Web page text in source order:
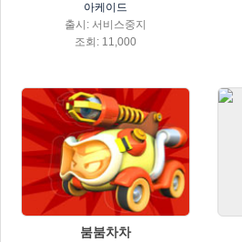
아케이드
출시: 서비스중지
조회: 11,000
붐붐차차